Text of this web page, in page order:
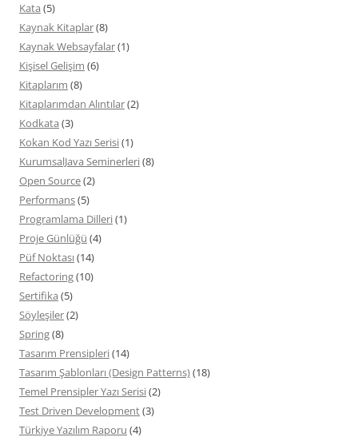
Kata (5)
Kaynak Kitaplar(8)
Kaynak Websayfalar(1)
Kişisel Gelişim (6)
Kitaplarım (8)
Kitaplarımdan Alıntılar(2)
Kodkata (3)
Kokan Kod Yazı Serisi(1)
KurumsalJava Seminerleri(8)
Open Source(2)
Performans(5)
Programlama Dilleri(1)
Proje Günlüğü (4)
Püf Noktası(14)
Refactoring(10)
Sertifika (5)
Söyleşiler(2)
Spring(8)
Tasarım Prensipleri(14)
Tasarım Şablonları (Design Patterns)(18)
Temel Prensipler Yazı Serisi(2)
Test Driven Development(3)
Türkiye Yazılım Raporu (4)